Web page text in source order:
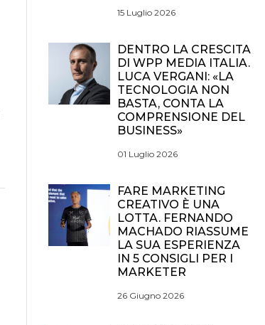
15 Luglio 2026
DENTRO LA CRESCITA
DI WPP MEDIA ITALIA.
LUCA VERGANI: «LA
TECNOLOGIA NON
BASTA, CONTA LA
COMPRENSIONE DEL
BUSINESS»
01 Luglio 2026
FARE MARKETING
CREATIVO È UNA
LOTTA. FERNANDO
MACHADO RIASSUME
LA SUA ESPERIENZA
IN 5 CONSIGLI PER I
MARKETER
26 Giugno 2026